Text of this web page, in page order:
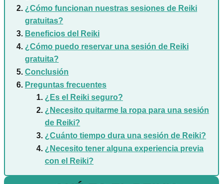
¿Cómo funcionan nuestras sesiones de Reiki
gratuitas?
Beneficios del Reiki
¿Cómo puedo reservar una sesión de Reiki
gratuita?
Conclusión
Preguntas frecuentes
¿Es el Reiki seguro?
¿Necesito quitarme la ropa para una sesión
de Reiki?
¿Cuánto tiempo dura una sesión de Reiki?
¿Necesito tener alguna experiencia previa
con el Reiki?